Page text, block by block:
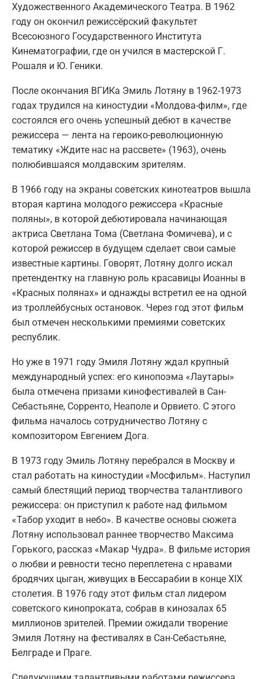
Художественного Академического Театра. В 1962
году он окончил режиссёрский факультет
Всесоюзного Государственного Института
Кинематографии, где он учился в мастерской Г.
Рошаля и Ю. Геники.
После окончания ВГИКа Эмиль Лотяну в 1962-1973
годах трудился на киностудии «Молдова-филм», где
состоялся его очень успешный дебют в качестве
режиссера — лента на героико-революционную
тематику «Ждите нас на рассвете» (1963), очень
полюбившаяся молдавским зрителям.
В 1966 году на экраны советских кинотеатров вышла
вторая картина молодого режиссера «Красные
поляны», в которой дебютировала начинающая
актриса Светлана Тома (Светлана Фомичева), и с
которой режиссер в будущем сделает свои самые
известные картины. Говорят, Лотяну долго искал
претендентку на главную роль красавицы Иоанны в
«Красных полянах» и однажды встретил ее на одной
из троллейбусных остановок. Через год этот фильм
был отмечен несколькими премиями советских
республик.
Но уже в 1971 году Эмиля Лотяну ждал крупный
международный успех: его кинопоэма «Лаутары»
была отмечена призами кинофестивалей в Сан-
Себастьяне, Сорренто, Неаполе и Орвието. С этого
фильма началось сотрудничество Лотяну с
композитором Евгением Дога.
В 1973 году Эмиль Лотяну перебрался в Москву и
стал работать на киностудии «Мосфильм». Наступил
самый блестящий период творчества талантливого
режиссера: он приступил к работе над фильмом
«Табор уходит в небо». В качестве основы сюжета
Лотяну использовал раннее творчество Максима
Горького, рассказ «Макар Чудра». В фильме история
о любви и ревности тесно переплетена с нравами
бродячих цыган, живущих в Бессарабии в конце XIX
столетия. В 1976 году этот фильм стал лидером
советского кинопроката, собрав в кинозалах 65
миллионов зрителей. Премии ожидали творение
Эмиля Лотяну на фестивалях в Сан-Себастьяне,
Белграде и Праге.